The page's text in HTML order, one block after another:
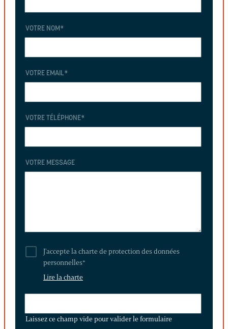
VOTRE NOM *
VOTRE EMAIL*
VOTRE TÉLÉPHONE*
VOTRE MESSAGE
J'accepte la charte de protection des données
personnelles*
Lire la charte
CHAMP
Laissez ce champ vide pour valider le formulaire